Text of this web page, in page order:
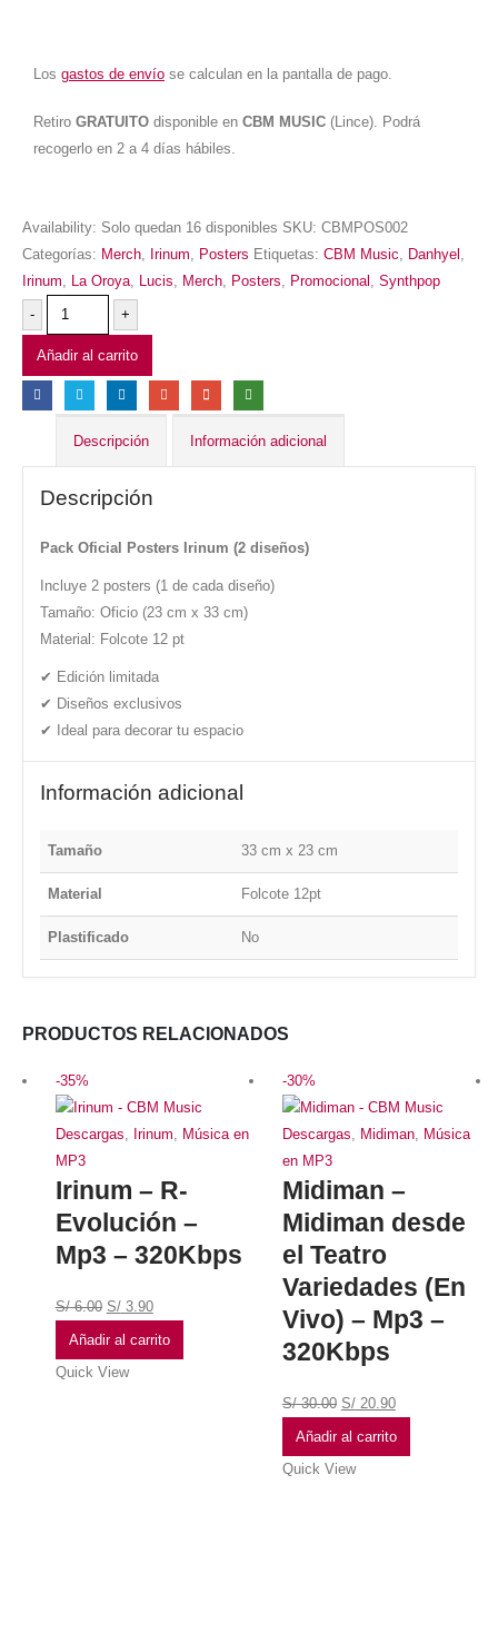
Los gastos de envío se calculan en la pantalla de pago.
Retiro GRATUITO disponible en CBM MUSIC (Lince). Podrá
recogerlo en 2 a 4 días hábiles.
Availability: Solo quedan 16 disponibles SKU: CBMPOS002
Categorías: Merch, Irinum, Posters Etiquetas: CBM Music, Danhyel ,
Irinum, La Oroya, Lucis, Merch, Posters, Promocional , Synthpop
-
+
Añadir al carrito
Descripción Información adicional
Descripción
Pack Oficial Posters Irinum (2 diseños)
Incluye 2 posters (1 de cada diseño)
Tamaño: Oficio (23 cm x 33 cm)
Material: Folcote 12 pt
✔ Edición limitada
✔ Diseños exclusivos
✔ Ideal para decorar tu espacio
Información adicional
Tamaño 33 cm x 23 cm
Material Folcote 12pt
Plastificado No
PRODUCTOS RELACIONADOS
-35%
Descargas, Irinum, Música en
MP3
Irinum – R-
Evolución –
Mp3 – 320Kbps
S/6.00 S/3.90
Añadir al carrito
Quick View
-30%
Descargas, Midiman, Música
en MP3
Midiman –
Midiman desde
el Teatro
Variedades (En
Vivo) – Mp3 –
320Kbps
S/30.00 S/20.90
Añadir al carrito
Quick View